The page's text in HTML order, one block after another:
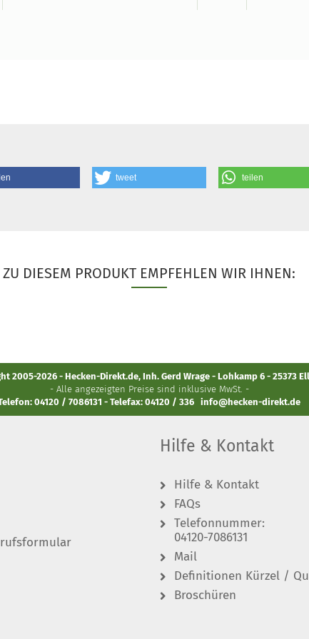
tweet teilen
ZU DIESEM PRODUKT EMPFEHLEN WIR IHNEN:
2005-2026 - Hecken-Direkt.de, Inh. Gerd Wrage - Lohkamp 6 - 25373
- Alle angezeigten Preise sind inklusive MwSt. -
04120 / 7086131 - Telefax: 04120 / 336 info@hecken-direkt.de
Hilfe & Kontakt
Hilfe & Kontakt
FAQs
Telefonnummer:
04120-7086131
Mail
Definitionen Kürzel /
Broschüren